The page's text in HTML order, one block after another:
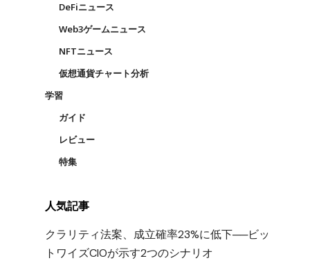
DeFiニュース
Web3ゲームニュース
NFTニュース
仮想通貨チャート分析
学習
ガイド
レビュー
特集
人気記事
クラリティ法案、成立確率23%に低下──ビッ
トワイズCIOが示す2つのシナリオ